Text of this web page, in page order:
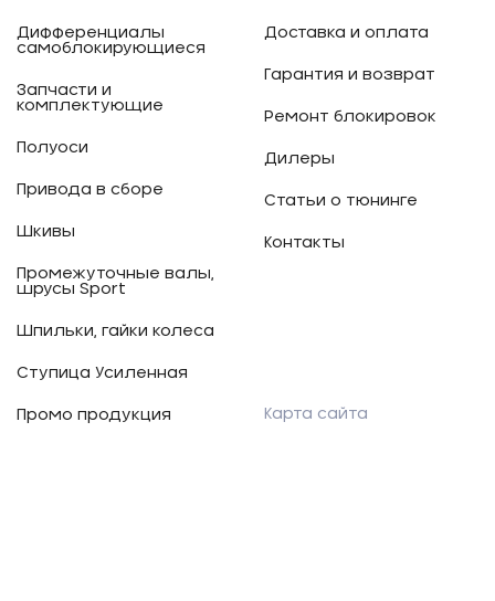
Дифференциалы
самоблокирующиеся
Запчасти и
комплектующие
Полуоси
Привода в сборе
Шкивы
Промежуточные валы,
шрусы Sport
Шпильки, гайки колеса
Ступица Усиленная
Промо продукция
Доставка и оплата
Гарантия и возврат
Ремонт блокировок
Дилеры
Статьи о тюнинге
Контакты
Карта сайта